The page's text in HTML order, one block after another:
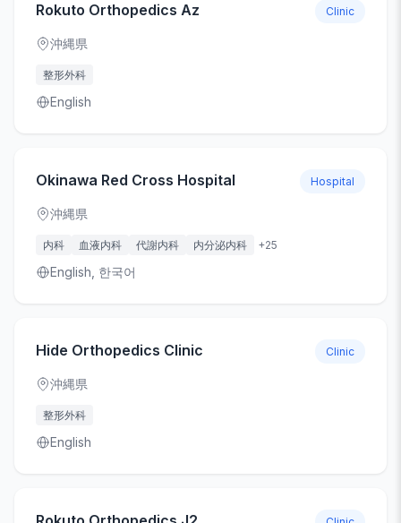
Rokuto Orthopedics Az Clinic
沖縄県
整形外科
English
Okinawa Red Cross Hospital Hospital
沖縄県
内科 血液内科 代謝内科 内分泌内科 +25
English, 한국어
Hide Orthopedics Clinic Clinic
沖縄県
整形外科
English